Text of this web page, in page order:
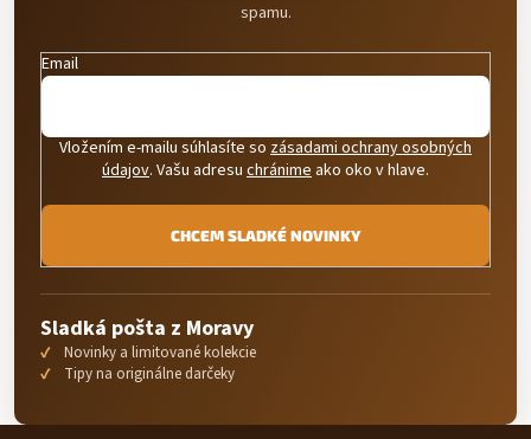
spamu.
Email
Vložením e-mailu súhlasíte so zásadami ochrany osobných
údajov. Vašu adresu chránime ako oko v hlave.
CHCEM SLADKÉ NOVINKY
Sladká pošta z Moravy
Novinky a limitované kolekcie
Tipy na originálne darčeky